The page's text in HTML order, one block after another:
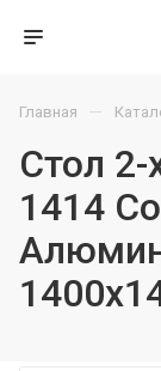
Главная —
Стол
1414